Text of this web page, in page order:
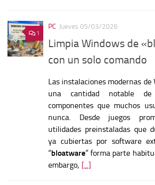
1
PC Jueves 05/03/2026
Limpia Windows de
con un solo comando
Las instalaciones modernas
una cantidad notable de
componentes que muchos
nunca. Desde juegos
utilidades preinstaladas que
ya cubiertas por software
“bloatware” forma parte
embargo, [...]